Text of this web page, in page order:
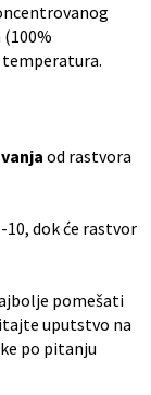
od rastvora
dok će rastvor
pomešati
uputstvo na
po pitanju